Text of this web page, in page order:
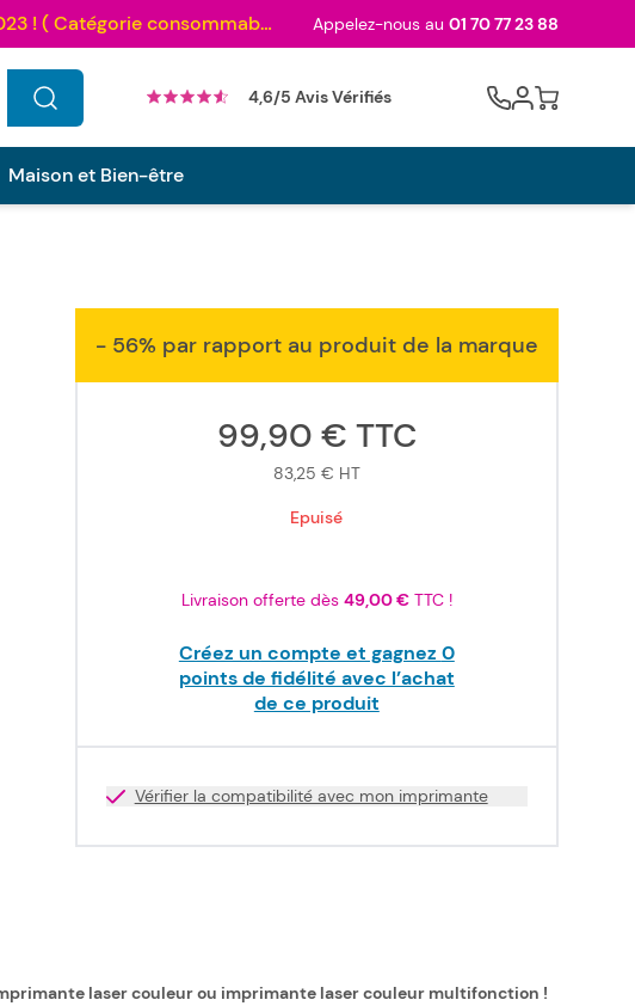
Au palmarès des meilleurs sites en 2024 et sacré n°1 en 2022 et 2023 ! ( Catégorie consommables) Appelez-nous au 01 70 77 23 88
4,6/5 Avis Vérifiés Cart
Maison et Bien-être
- 56% par rapport au produit de la marque
99,90 € TTC
83,25 € HT
Epuisé
Livraison offerte dès 49,00 €TTC !
Créez un compte et gagnez 0
points de fidélité avec l’achat
de ce produit
Vérifier la compatibilité avec mon imprimante
laser couleur ou imprimante laser couleur multifonction !